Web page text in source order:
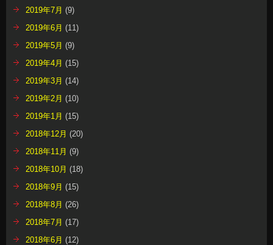
2019年7月 (9)
2019年6月 (11)
2019年5月 (9)
2019年4月 (15)
2019年3月 (14)
2019年2月 (10)
2019年1月 (15)
2018年12月 (20)
2018年11月 (9)
2018年10月 (18)
2018年9月 (15)
2018年8月 (26)
2018年7月 (17)
2018年6月 (12)